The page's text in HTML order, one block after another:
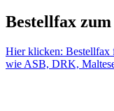
Bestellfax
Hier klicken: Bestellfax
wie ASB, DRK,